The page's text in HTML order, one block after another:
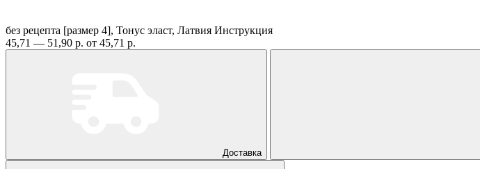
без рецепта [размер 4], Тонус эласт, Латвия Инструкция
45,71 — 51,90 р. от 45,71 р.
Доставка